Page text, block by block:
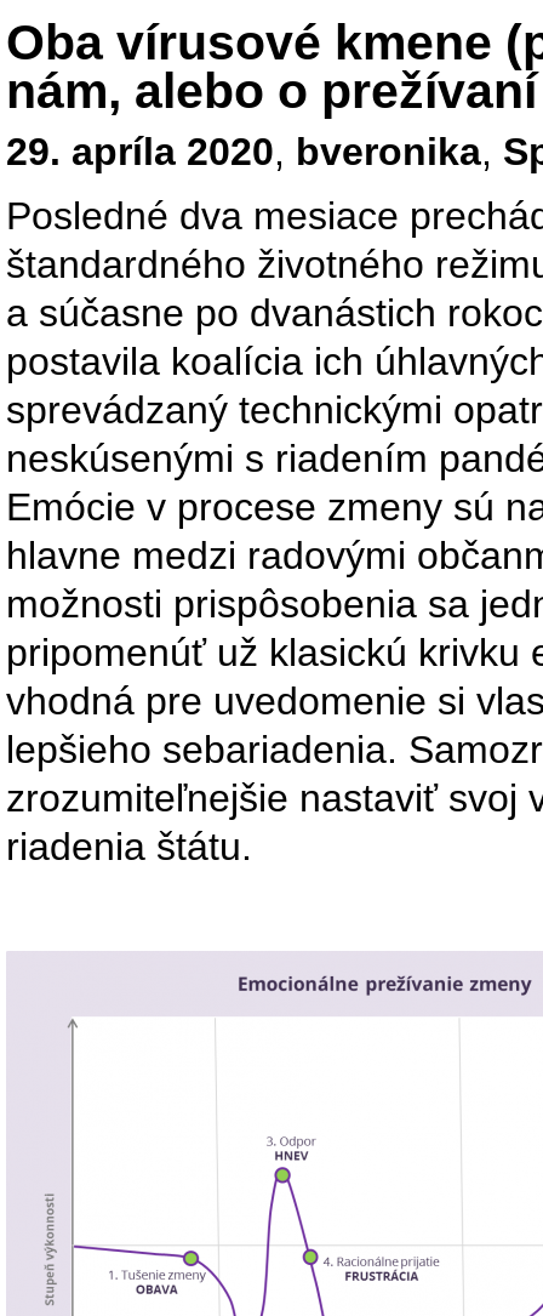
Oba vírusové kmene
nám, alebo o
29. apríla 2020, bveronika,
Posledné dva mesiace
štandardného životného
a súčasne po dvanástich
postavila koalícia ich
sprevádzaný technickými
neskúsenými s riadením
Emócie v procese zmeny sú
hlavne medzi radovými
možnosti prispôsobenia sa
pripomenúť už klasickú krivku
vhodná pre uvedomenie si
lepšieho sebariadenia.
zrozumiteľnejšie nastaviť svoj
riadenia štátu.